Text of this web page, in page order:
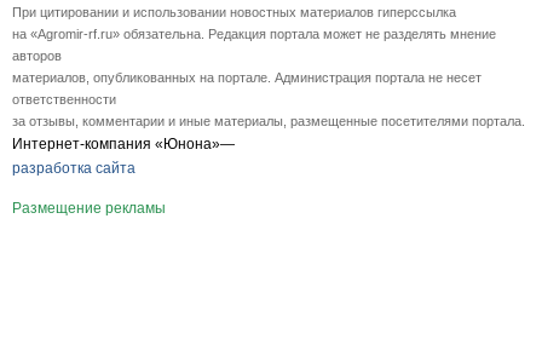
При цитировании и использовании новостных материалов гиперссылка
на «Agromir-rf.ru» обязательна. Редакция портала может не разделять мнение
авторов
материалов, опубликованных на портале. Администрация портала не несет
ответственности
за отзывы, комментарии и иные материалы, размещенные посетителями портала.
Интернет-компания «Юнона»—
разработка сайта
Размещение рекламы